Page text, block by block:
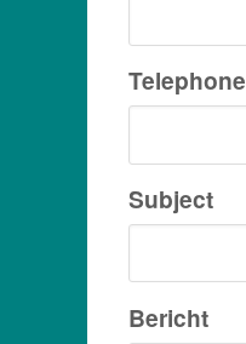
Telephone
Subject
Bericht